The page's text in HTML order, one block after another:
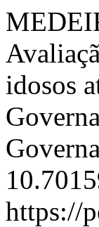
idosos
https://